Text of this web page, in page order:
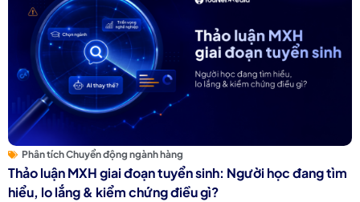
Phân tích Chuyển động ngành hàng
Thảo luận MXH giai đoạn tuyển sinh: Người học đang tìm
hiểu, lo lắng & kiểm chứng điều gì?